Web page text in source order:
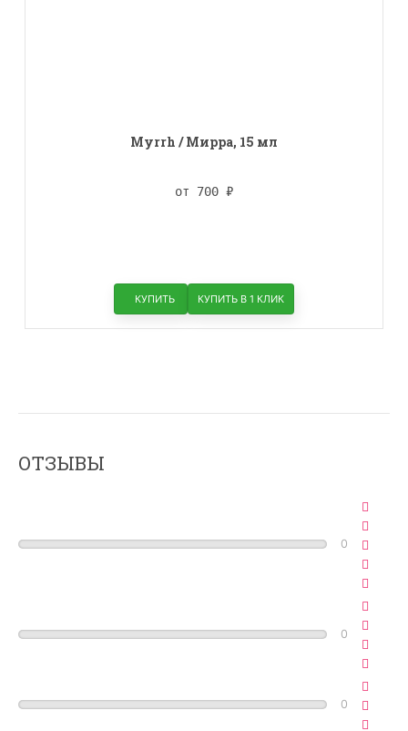
Myrrh / Мирра, 15 мл
от 700 ₽
КУПИТЬ КУПИТЬ В 1 КЛИК
ОТЗЫВЫ
0
0
0